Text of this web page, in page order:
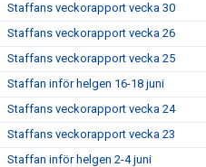
Staffans veckorapport vecka 30
Staffans veckorapport vecka 26
Staffans veckorapport vecka 25
Staffan inför helgen 16-18 juni
Staffans veckorapport vecka 24
Staffans veckorapport vecka 23
Staffan inför helgen 2-4 juni